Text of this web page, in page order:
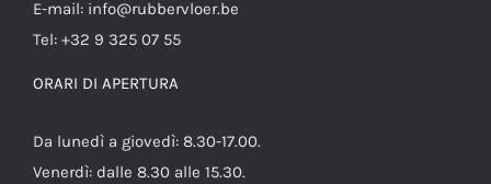
E-mail: info@rubbervloer.be
Tel: +32 9 325 07 55
ORARI DI APERTURA
Da lunedì a giovedì: 8.30-17.00.
Venerdì: dalle 8.30 alle 15.30.